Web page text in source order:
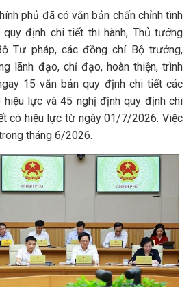
phủ đã có văn bản chấn chỉnh tình
quy định chi tiết thi hành, Thủ tướng
Tư pháp, các đồng chí Bộ trưởng,
lãnh đạo, chỉ đạo, hoàn thiện, trình
15 văn bản quy định chi tiết các
hiệu lực và 45 nghị định quy định chi
có hiệu lực từ ngày 01/7/2026. Việc
tháng 6/2026.